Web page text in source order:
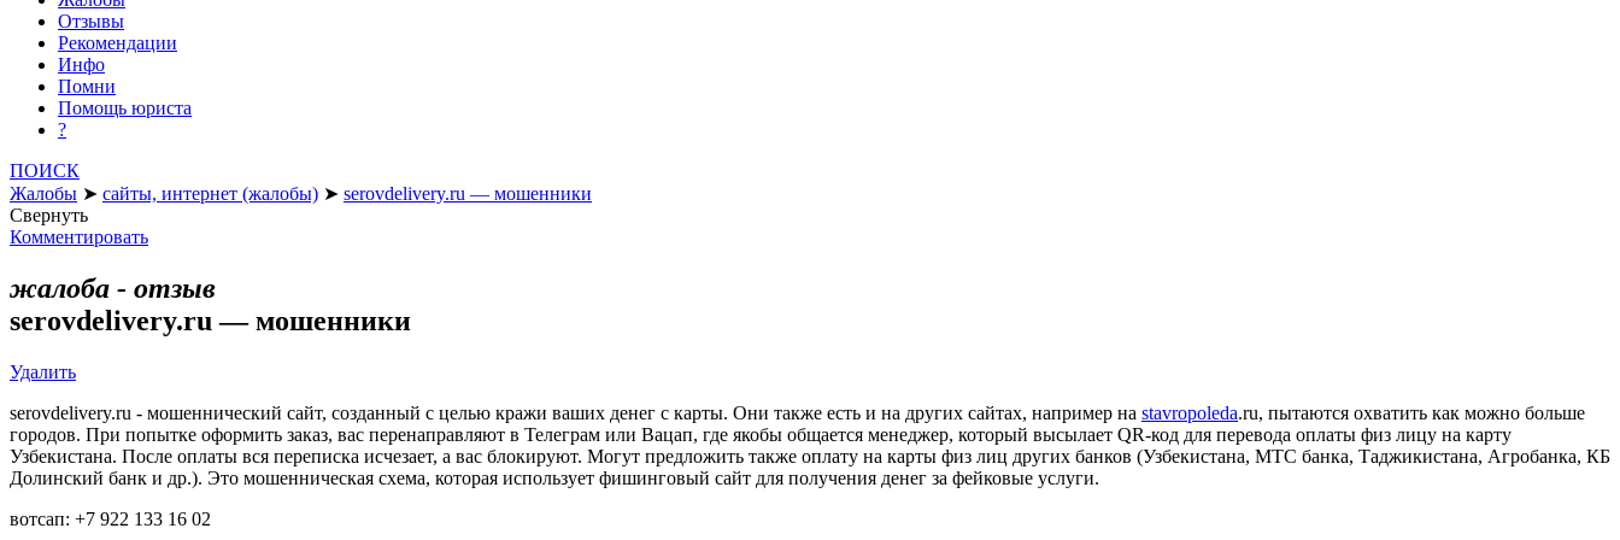
Отзывы
Рекомендации
Инфо
Помни
Помощь юриста
?
ПОИСК
Жалобы ➤ сайты, интернет (жалобы) ➤ serovdelivery.ru — мошенники
Свернуть
Комментировать
жалоба - отзыв
serovdelivery.ru — мошенники
Удалить
serovdelivery.ru - мошеннический сайт, созданный с целью кражи ваших денег с карты. Они также есть и на других сайтах, например на stavropoleda.ru, пытаются охватить как можно больше
городов. При попытке оформить заказ, вас перенаправляют в Телеграм или Вацап, где якобы общается менеджер, который высылает QR-код для перевода оплаты физ лицу на карту
Узбекистана. После оплаты вся переписка исчезает, а вас блокируют. Могут предложить также оплату на карты физ лиц других банков (Узбекистана, МТС банка, Таджикистана, Агробанка, КБ
Долинский банк и др.). Это мошенническая схема, которая использует фишинговый сайт для получения денег за фейковые услуги.
вотсап: +7 922 133 16 02